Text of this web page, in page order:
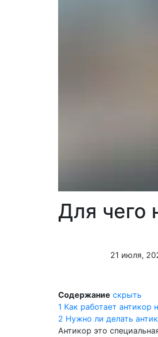
Для чего
21 июля,
Содержание скрыть
1 Как работает антикор
2 Нужно ли делать
Антикор это